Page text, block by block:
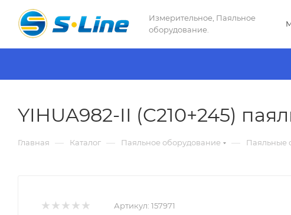
Измерительное, Паяльное
оборудование.
YIHUA982-II (C210+245)
Главная — Каталог — Паяльное оборудование — Паяльные
Артикул: 157971